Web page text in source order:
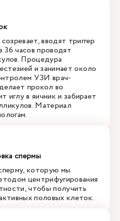
вводят триггер
36 часов проводят
Процедура
и занимает около
УЗИ врач-
прокол во
иглу в яичник и забирает
Материал
спермы
которую мы
центрифугирования
чтобы получить
половых клеток.